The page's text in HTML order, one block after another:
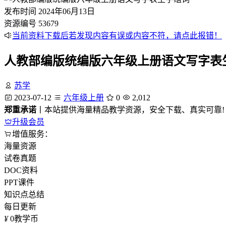
发布时间 2024年06月13日
资源编号 53679
当前资料下载后若发现内容有误或内容不符，请点此报错！
人教部编版统编版六年级上册语文写字表
苏学
2023-07-12
六年级上册 0
2,012
郑重承诺 丨本站提供海量精品教学资源，安全下载、真实可靠!
升级会员
增值服务：
海量资源
试卷真题
DOC资料
PPT课件
知识点总结
每日更新
¥ 0教学币